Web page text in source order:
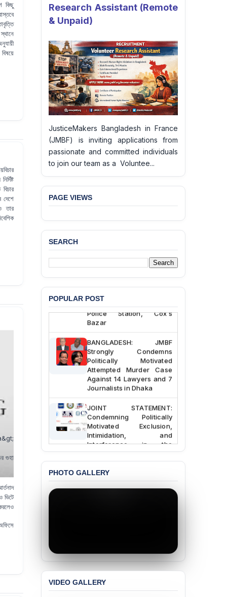
কিছু
দেশে
তার
ভিটে
গুহা
Research Assistant (Remote
& Unpaid)
JusticeMakers Bangladesh in France
(JMBF) is inviting applications from
passionate and committed individuals
to join our team as a Voluntee...
PAGE VIEWS
SEARCH
POPULAR POST
BANGLADESH ALERT:
JMBF Deeply Concerned
Custody at Chakaria
Police Station, Cox’s
Bazar
BANGLADESH: JMBF
Strongly Condemns
Politically Motivated
Attempted Murder Case
Against 14 Lawyers and 7
Journalists in Dhaka
JOINT STATEMENT:
Condemning Politically
Motivated Exclusion,
Intimidation, and
Interference in the
Democratic Governance
of the Legal Profession in
Bangladesh
BANGLADESH ALERT:
Human Rights
BANGLADESH ALERT:
JMBF Expresses Deep
Concern over the
PHOTO GALLERY